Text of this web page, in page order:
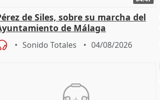
de Siles, sobre su marcha del
de Málaga
Sonido Totales 04/08/2026